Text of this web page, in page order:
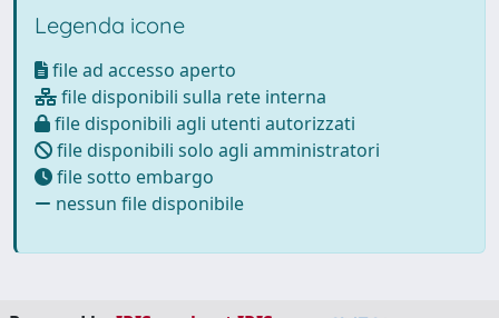
Legenda icone
file ad accesso aperto
file disponibili sulla rete interna
file disponibili agli utenti autorizzati
file disponibili solo agli amministratori
file sotto embargo
nessun file disponibile